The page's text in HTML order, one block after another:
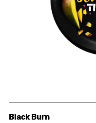
Black Burn